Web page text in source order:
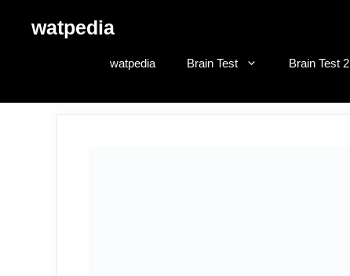
watpedia
watpedia Brain Test Brain Test 2